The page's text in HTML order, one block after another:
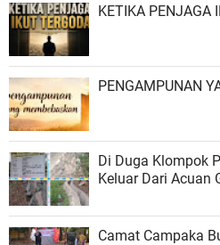
KETIKA PENJAGA
PENGAMPUNAN
Di Duga Klompok
Keluar Dari Acuan
Camat Campaka